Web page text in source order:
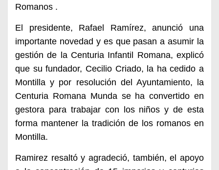
Romanos .
El presidente, Rafael Ramírez, anunció una
importante novedad y es que pasan a asumir la
gestión de la Centuria Infantil Romana, explicó
que su fundador, Cecilio Criado, la ha cedido a
Montilla y por resolución del Ayuntamiento, la
Centuria Romana Munda se ha convertido en
gestora para trabajar con los niños y de esta
forma mantener la tradición de los romanos en
Montilla.
Ramirez resaltó y agradeció, también, el apoyo